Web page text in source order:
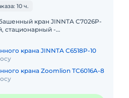
10 ч.
кран JINNTA C7026P-
стационарный -
крана JINNTA C6518P-10
крана Zoomlion TC6016A-8